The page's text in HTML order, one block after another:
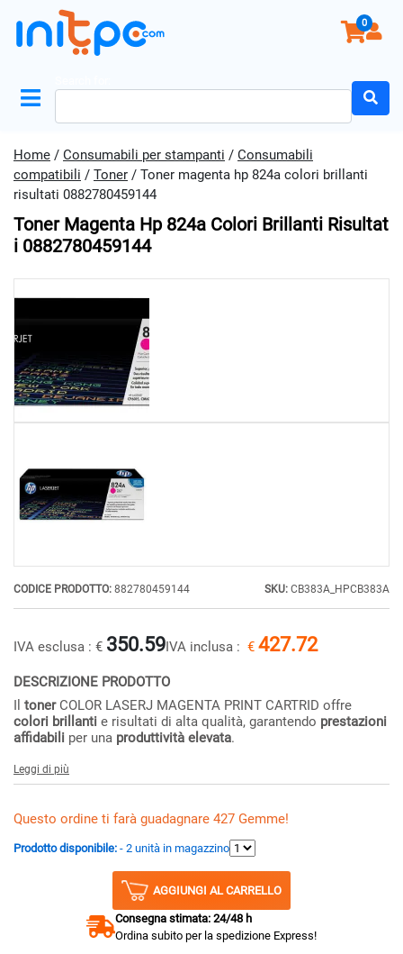
0
Home / Consumabili per stampanti / Consumabili
compatibili / Toner / Toner magenta hp 824a colori brillanti
risultati 0882780459144
Toner Magenta Hp 824a Colori Brillanti Risultat
I 0882780459144
CODICE PRODOTTO: 882780459144 SKU: CB383A_HPCB383A
IVA esclusa : € 350.59IVA inclusa : € 427.72
DESCRIZIONE PRODOTTO
Il tonerCOLOR LASERJ MAGENTA PRINT CARTRID offre
colori brillanti e risultati di alta qualità, garantendo prestazioni
affidabili per una produttività elevata.
Leggi di più
Questo ordine ti farà guadagnare 427 Gemme!
Prodotto disponibile: - 2 unità in magazzino
AGGIUNGI AL CARRELLO
Consegna stimata: 24/48 h
Ordina subito per la spedizione Express!